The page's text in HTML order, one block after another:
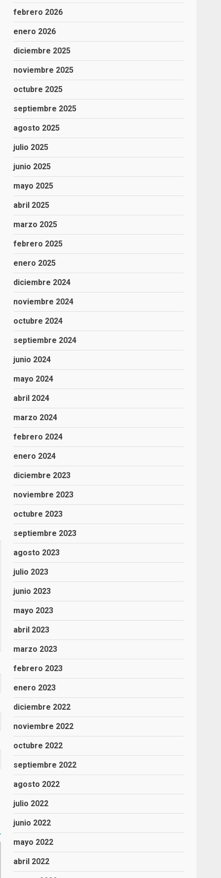
febrero 2026
enero 2026
diciembre 2025
noviembre 2025
octubre 2025
septiembre 2025
agosto 2025
julio 2025
junio 2025
mayo 2025
abril 2025
marzo 2025
febrero 2025
enero 2025
diciembre 2024
noviembre 2024
octubre 2024
septiembre 2024
junio 2024
mayo 2024
abril 2024
marzo 2024
febrero 2024
enero 2024
diciembre 2023
noviembre 2023
octubre 2023
septiembre 2023
agosto 2023
julio 2023
junio 2023
mayo 2023
abril 2023
marzo 2023
febrero 2023
enero 2023
diciembre 2022
noviembre 2022
octubre 2022
septiembre 2022
agosto 2022
julio 2022
junio 2022
mayo 2022
abril 2022